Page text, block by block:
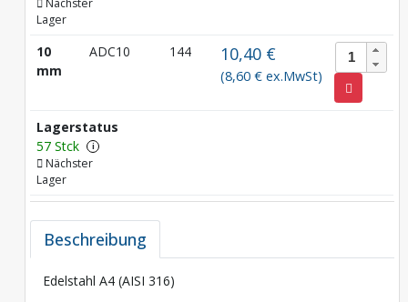
Nächster
Lager
10
mm
ADC10 144 10,40 €
(8,60 € ex.MwSt)
Lagerstatus
57 Stck
i
Nächster
Lager
Beschreibung
Edelstahl A4 (AISI 316)